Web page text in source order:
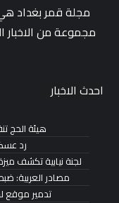
مجلة قمر بغداد
مجموعة من الاخبار
احدث الاخبار
هيئة الحج
رد
لجنة نيابية تكشف
مصادر العربية:
تدمير موقع